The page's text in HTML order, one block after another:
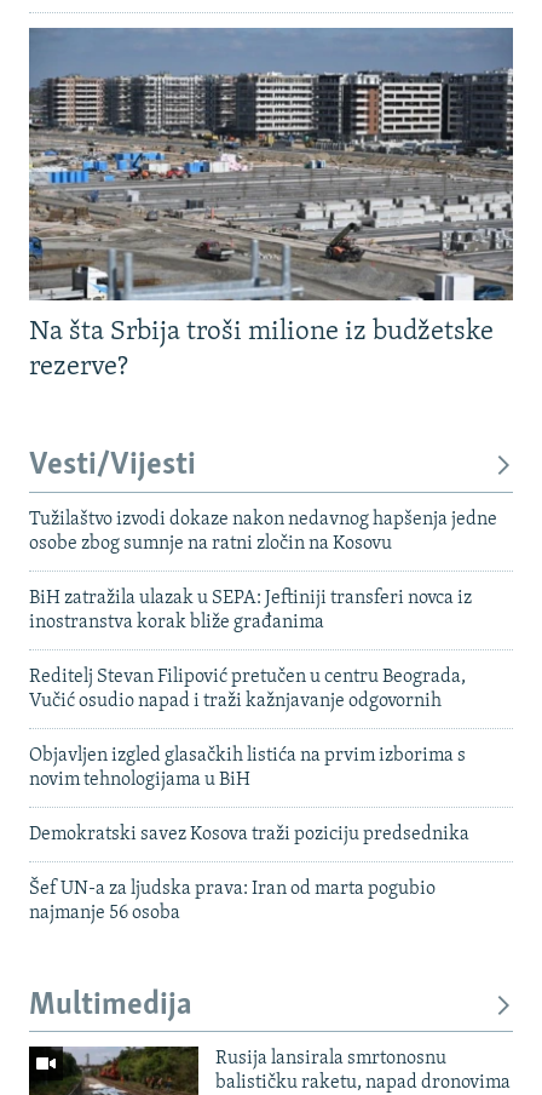
Na šta Srbija troši milione iz budžetske
rezerve?
Vesti/Vijesti
Tužilaštvo izvodi dokaze nakon nedavnog hapšenja jedne
osobe zbog sumnje na ratni zločin na Kosovu
BiH zatražila ulazak u SEPA: Jeftiniji transferi novca iz
inostranstva korak bliže građanima
Reditelj Stevan Filipović pretučen u centru Beograda,
Vučić osudio napad i traži kažnjavanje odgovornih
Objavljen izgled glasačkih listića na prvim izborima s
novim tehnologijama u BiH
Demokratski savez Kosova traži poziciju predsednika
Šef UN-a za ljudska prava: Iran od marta pogubio
najmanje 56 osoba
Multimedija
Rusija lansirala smrtonosnu
balističku raketu, napad dronovima